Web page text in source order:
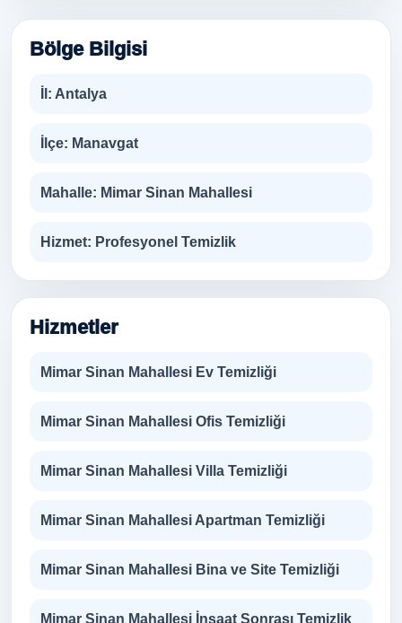
Bölge Bilgisi
İl: Antalya
İlçe: Manavgat
Mahalle: Mimar Sinan Mahallesi
Hizmet: Profesyonel Temizlik
Hizmetler
Mimar Sinan Mahallesi Ev Temizliği
Mimar Sinan Mahallesi Ofis Temizliği
Mimar Sinan Mahallesi Villa Temizliği
Mimar Sinan Mahallesi Apartman Temizliği
Mimar Sinan Mahallesi Bina ve Site Temizliği
Mimar Sinan Mahallesi İnşaat Sonrası Temizlik